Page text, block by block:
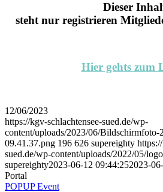
Dieser
steht nur registrieren
Hier gehts zum
12/06/2023
https://kgv-schlachtensee-sued.de/wp-
content/uploads/2023/06/Bildschirm­foto-
09.41.37.png 196 626 supereighty
sued.de/wp-content/uploads/2022/05/
supereighty2023-06-12 09:44:252023-
Portal
POPUP Event